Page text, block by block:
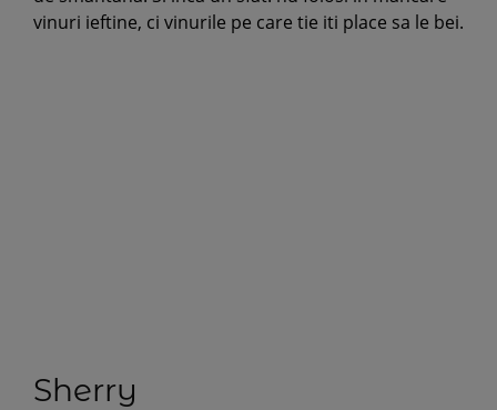
vinuri ieftine, ci vinurile pe care tie iti place sa le bei.
Sherry